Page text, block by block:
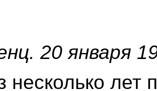
20 января
несколько лет